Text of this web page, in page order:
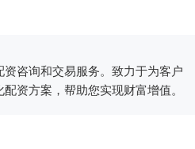
咨询和交易服务。致力于为客户
资方案，帮助您实现财富增值。